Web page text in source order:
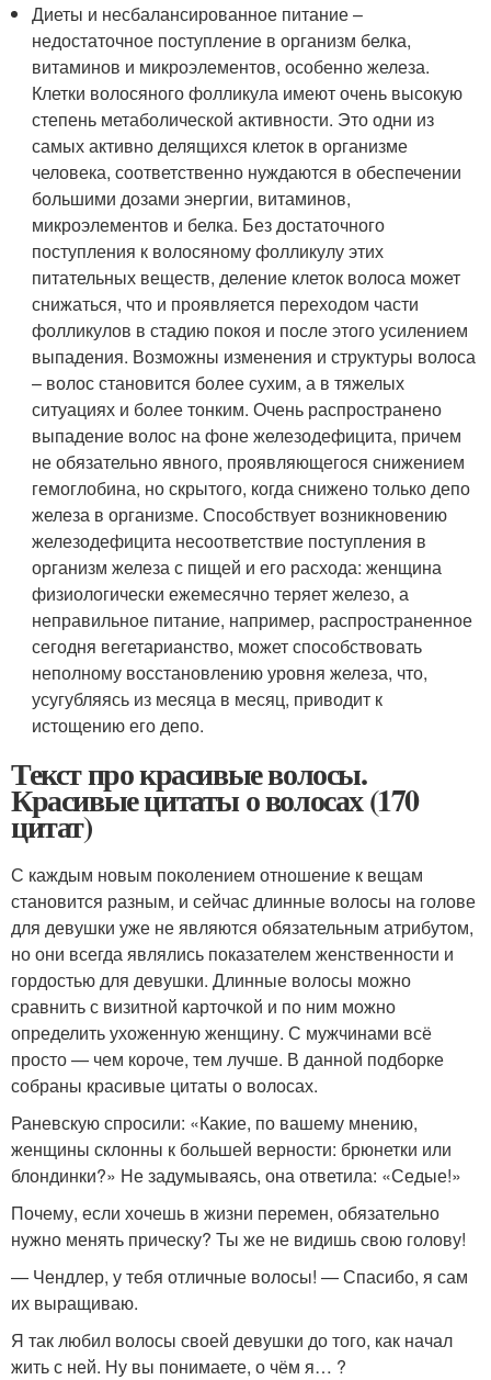
Диеты и несбалансированное питание –
недостаточное поступление в организм белка,
витаминов и микроэлементов, особенно железа.
Клетки волосяного фолликула имеют очень высокую
степень метаболической активности. Это одни из
самых активно делящихся клеток в организме
человека, соответственно нуждаются в обеспечении
большими дозами энергии, витаминов,
микроэлементов и белка. Без достаточного
поступления к волосяному фолликулу этих
питательных веществ, деление клеток волоса может
снижаться, что и проявляется переходом части
фолликулов в стадию покоя и после этого усилением
выпадения. Возможны изменения и структуры волоса
– волос становится более сухим, а в тяжелых
ситуациях и более тонким. Очень распространено
выпадение волос на фоне железодефицита, причем
не обязательно явного, проявляющегося снижением
гемоглобина, но скрытого, когда снижено только депо
железа в организме. Способствует возникновению
железодефицита несоответствие поступления в
организм железа с пищей и его расхода: женщина
физиологически ежемесячно теряет железо, а
неправильное питание, например, распространенное
сегодня вегетарианство, может способствовать
неполному восстановлению уровня железа, что,
усугубляясь из месяца в месяц, приводит к
истощению его депо.
Текст про красивые волосы.
Красивые цитаты о волосах (170
цитат)
С каждым новым поколением отношение к вещам
становится разным, и сейчас длинные волосы на голове
для девушки уже не являются обязательным атрибутом,
но они всегда являлись показателем женственности и
гордостью для девушки. Длинные волосы можно
сравнить с визитной карточкой и по ним можно
определить ухоженную женщину. С мужчинами всё
просто — чем короче, тем лучше. В данной подборке
собраны красивые цитаты о волосах.
Раневскую спросили: «Какие, по вашему мнению,
женщины склонны к большей верности: брюнетки или
блондинки?» Не задумываясь, она ответила: «Седые!»
Почему, если хочешь в жизни перемен, обязательно
нужно менять прическу? Ты же не видишь свою голову!
— Чендлер, у тебя отличные волосы! — Спасибо, я сам
их выращиваю.
Я так любил волосы своей девушки до того, как начал
жить с ней. Ну вы понимаете, о чём я… ?